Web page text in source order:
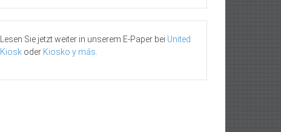
Lesen Sie jetzt weiter in unserem E-Paper bei United
Kiosk oder Kiosko y más